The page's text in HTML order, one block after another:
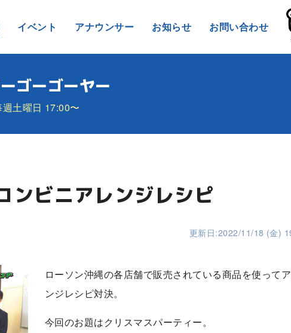
イベント アナウンサー お知らせ お問い合わせ
ゴーゴーヤー
週土曜日 17:00〜
ビニアレンジレシピ
更新日:2022/11/18 (金)
ローソン沖縄の各店舗で販売されている商品を使って
ンジレシピ対決。
今回のお題はクリスマスパーティー。